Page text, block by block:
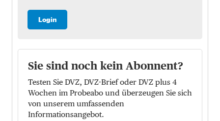
Login
Sie sind noch kein Abonnent?
Testen Sie DVZ, DVZ-Brief oder DVZ plus 4
Wochen im Probeabo und überzeugen Sie sich
von unserem umfassenden
Informationsangebot.